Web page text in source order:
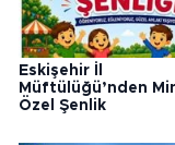
Eskişehir İl
Müftülüğü’nden
Özel Şenlik